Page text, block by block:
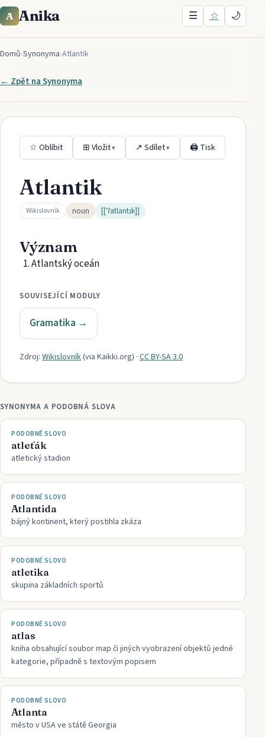
A Anika ☰ ☆ 🌙
Domů›Synonyma›Atlantik
← Zpět naSynonyma
☆ Oblíbit ⊞ Vložit▾ ↗ Sdílet▾ 🖨 Tisk
Atlantik
Wikislovník noun [[ˈʔatlantɪk]]
Význam
Atlantský oceán
SOUVISEJÍCÍ MODULY
Gramatika →
Zdroj: Wikislovník(via Kaikki.org) · CC BY-SA 3.0
SYNONYMA A PODOBNÁ SLOVA
PODOBNÉ SLOVO
atleťák
atletický stadion
PODOBNÉ SLOVO
Atlantida
bájný kontinent, který postihla zkáza
PODOBNÉ SLOVO
atletika
skupina základních sportů
PODOBNÉ SLOVO
atlas
kniha obsahující soubor map či jiných vyobrazení objektů jedné
kategorie, případně s textovým popisem
PODOBNÉ SLOVO
Atlanta
město v USA ve státě Georgia